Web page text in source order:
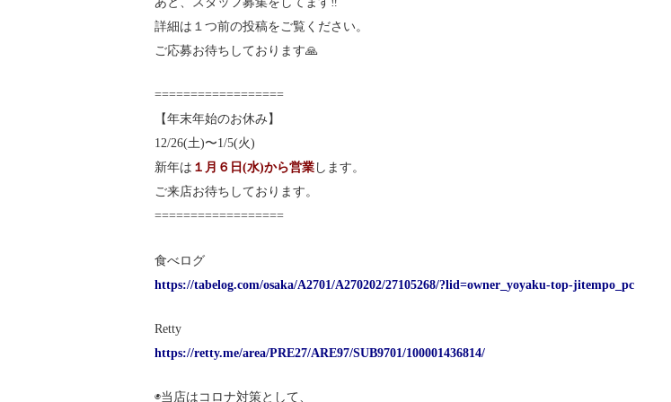
詳細は１つ前の投稿をご覧ください。
ご応募お待ちしております🙏
==================
【年末年始のお休み】
12/26(土)〜1/5(火)
新年は １月６日(水)から営業 します。
ご来店お待ちしております。
==================
食べログ
https://tabelog.com/osaka/A2701/A270202/27105268/?lid=owner_yoyaku-top-jitempo_pc
Retty
https://retty.me/area/PRE27/ARE97/SUB9701/100001436814/
◉当店はコロナ対策として、